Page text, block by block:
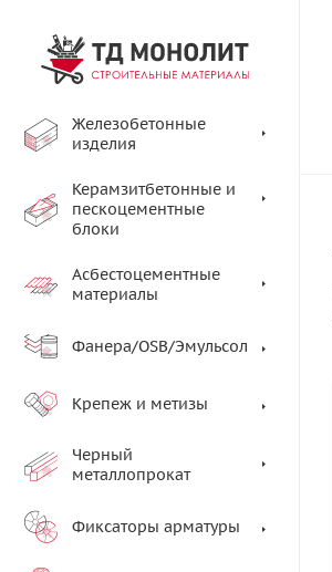
Железобетонные
изделия
Керамзитбетонные и
пескоцементные
блоки
Асбестоцементные
материалы
Фанера/OSB/Эмульсол
Крепеж и метизы
Черный
металлопрокат
Фиксаторы арматуры